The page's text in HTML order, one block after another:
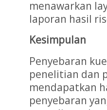
menawarkan
laporan hasil
Kesimpulan
Penyebaran
penelitian dan
mendapatkan
penyebaran